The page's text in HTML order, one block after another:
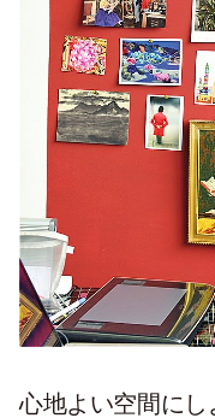
心地よい空間に